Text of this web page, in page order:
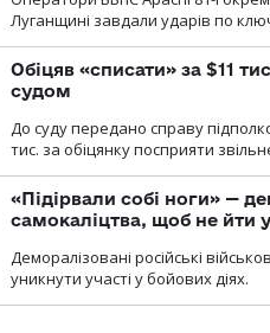
Луганщині завдали ударів по
Обіцяв «списати» за $11
судом
До суду передано справу
тис. за обіцянку посприяти
«Підірвали собі ноги» —
самокаліцтва, щоб не йти
Деморалізовані російські
уникнути участі у бойових діях.